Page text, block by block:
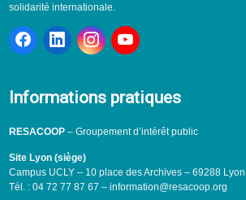
solidarité internationale.
Informations pratiques
RESACOOP– Groupement d’intérêt public
Site Lyon (siège)
Campus UCLY – 10 place des Archives – 69288
Tél. : 04 72 77 87 67 – information@resacoop.org